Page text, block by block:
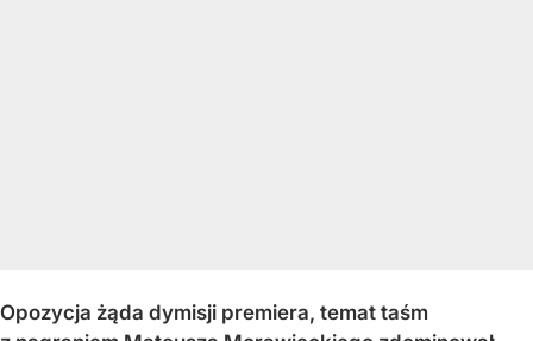
Opozycja żąda dymisji premiera, temat taśm